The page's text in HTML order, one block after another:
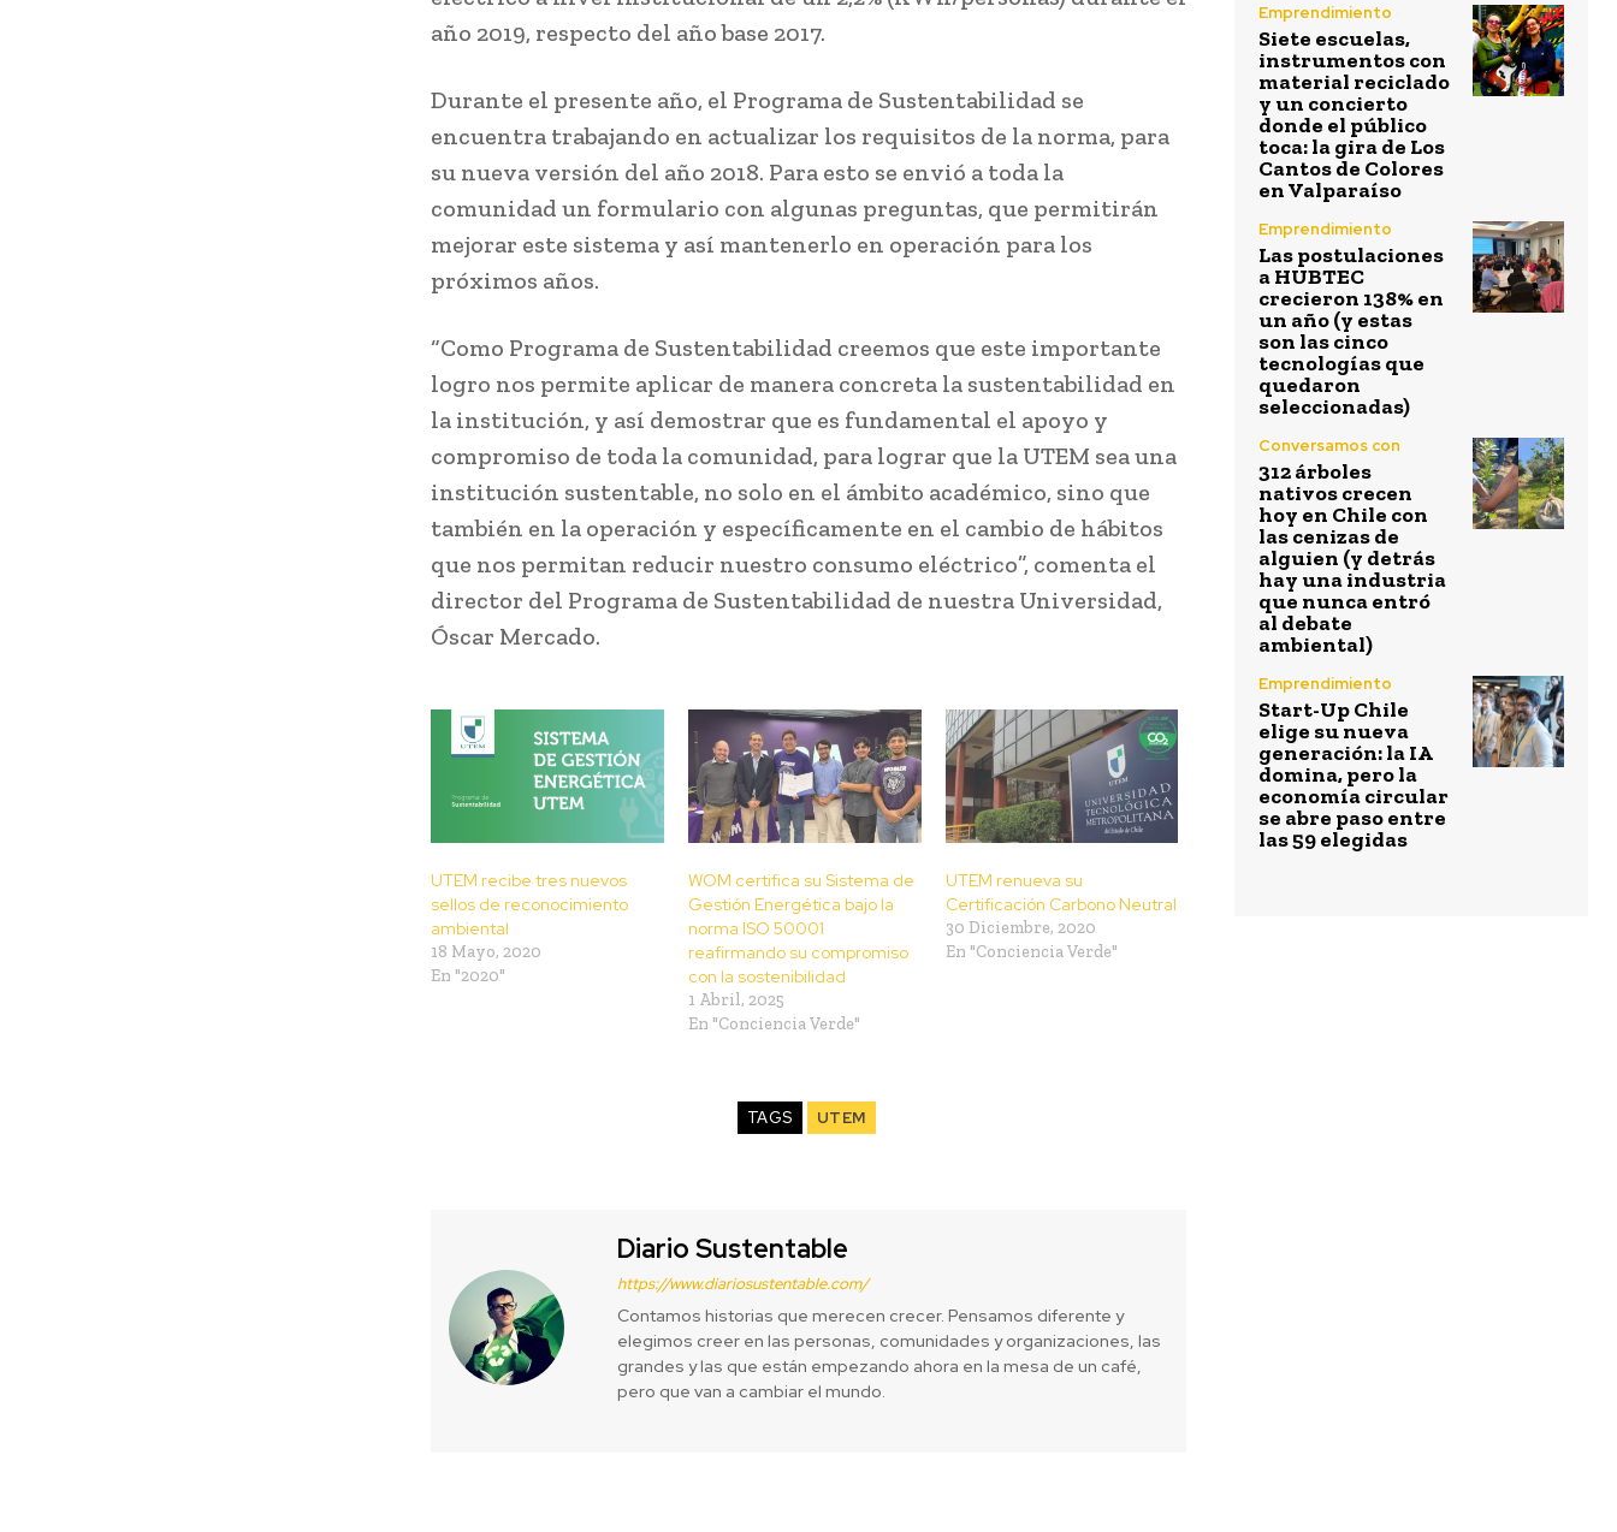
año 2019, respecto del año base 2017.
Durante el presente año, el Programa de Sustentabilidad se
encuentra trabajando en actualizar los requisitos de la norma, para
su nueva versión del año 2018. Para esto se envió a toda la
comunidad un formulario con algunas preguntas, que permitirán
mejorar este sistema y así mantenerlo en operación para los
próximos años.
“Como Programa de Sustentabilidad creemos que este importante
logro nos permite aplicar de manera concreta la sustentabilidad en
la institución, y así demostrar que es fundamental el apoyo y
compromiso de toda la comunidad, para lograr que la UTEM sea una
institución sustentable, no solo en el ámbito académico, sino que
también en la operación y específicamente en el cambio de hábitos
que nos permitan reducir nuestro consumo eléctrico”, comenta el
director del Programa de Sustentabilidad de nuestra Universidad,
Óscar Mercado.
UTEM recibe tres nuevos
sellos de reconocimiento
ambiental
18 Mayo, 2020
En "2020"
WOM certifica su Sistema de
Gestión Energética bajo la
norma ISO 50001
reafirmando su compromiso
con la sostenibilidad
1 Abril, 2025
En "Conciencia Verde"
UTEM renueva su
Certificación Carbono Neutral
30 Diciembre, 2020
En "Conciencia Verde"
TAGS UTEM
Diario Sustentable
https://www.diariosustentable.com/
Contamos historias que merecen crecer. Pensamos diferente y
elegimos creer en las personas, comunidades y organizaciones, las
grandes y las que están empezando ahora en la mesa de un café,
pero que van a cambiar el mundo.
Emprendimiento
Siete escuelas,
instrumentos con
material reciclado
y un concierto
donde el público
toca: la gira de Los
Cantos de Colores
en Valparaíso
Emprendimiento
Las postulaciones
a HUBTEC
crecieron 138% en
un año (y estas
son las cinco
tecnologías que
quedaron
seleccionadas)
Conversamos con
312 árboles
nativos crecen
hoy en Chile con
las cenizas de
alguien (y detrás
hay una industria
que nunca entró
al debate
ambiental)
Emprendimiento
Start-Up Chile
elige su nueva
generación: la IA
domina, pero la
economía circular
se abre paso entre
las 59 elegidas